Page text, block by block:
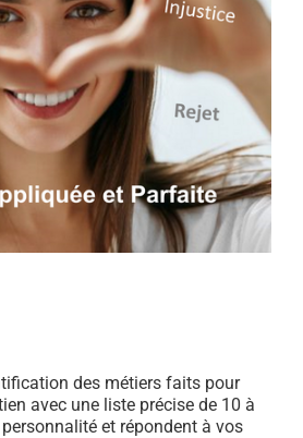
des métiers faits pour
avec une liste précise de 10 à
et répondent à vos